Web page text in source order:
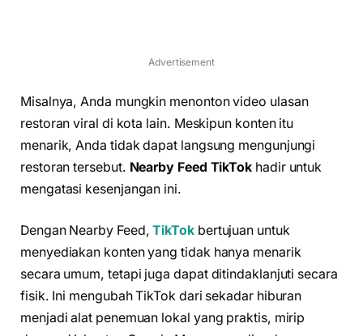
Advertisement
Misalnya, Anda mungkin menonton video ulasan
restoran viral di kota lain. Meskipun konten itu
menarik, Anda tidak dapat langsung mengunjungi
restoran tersebut. Nearby Feed TikTok hadir untuk
mengatasi kesenjangan ini.
Dengan Nearby Feed,TikTokbertujuan untuk
menyediakan konten yang tidak hanya menarik
secara umum, tetapi juga dapat ditindaklanjuti secara
fisik. Ini mengubah TikTok dari sekadar hiburan
menjadi alat penemuan lokal yang praktis, mirip